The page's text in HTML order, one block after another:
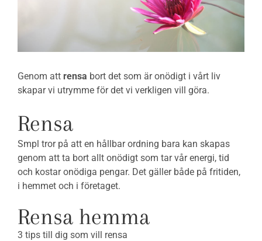
Genom att rensa bort det som är onödigt i vårt liv
skapar vi utrymme för det vi verkligen vill göra.
Rensa
Smpl tror på att en hållbar ordning bara kan skapas
genom att ta bort allt onödigt som tar vår energi, tid
och kostar onödiga pengar. Det gäller både på fritiden,
i hemmet och i företaget.
Rensa hemma
3 tips till dig som vill rensa